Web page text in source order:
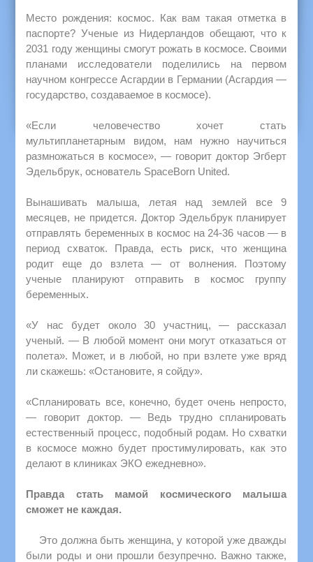
Место рождения: космос. Как вам такая отметка в
паспорте? Ученые из Нидерландов обещают, что к
2031 году женщины смогут рожать в космосе. Своими
планами исследователи поделились на первом
научном конгрессе Асгардии в Германии (Асгардия —
государство, создаваемое в космосе).
«Если человечество хочет стать
мультипланетарным видом, нам нужно научиться
размножаться в космосе», — говорит доктор Эгберт
Эдельбрук, основатель SpaceBorn United.
Вынашивать малыша, летая над землей все 9
месяцев, не придется. Доктор Эдельбрук планирует
отправлять беременных в космос на 24-36 часов — в
период схваток. Правда, есть риск, что женщина
родит еще до взлета — от волнения. Поэтому
ученые планируют отправить в космос группу
беременных.
«У нас будет около 30 участниц, — рассказал
ученый. — В любой момент они могут отказаться от
полета». Может, и в любой, но при взлете уже вряд
ли скажешь: «Остановите, я сойду».
«Спланировать все, конечно, будет очень непросто,
— говорит доктор. — Ведь трудно спланировать
естественный процесс, подобный родам. Но схватки
в космосе можно будет простимулировать, как это
делают в клиниках ЭКО ежедневно».
Правда стать мамой космического малыша
сможет не каждая.
Это должна быть женщина, у которой уже дважды
были роды и они прошли безупречно. Важно также,